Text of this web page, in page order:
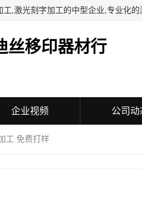
,激光刻字加工的中型企业,专业化的
丝移印器材行
企业视频 公司动
工 免费打样